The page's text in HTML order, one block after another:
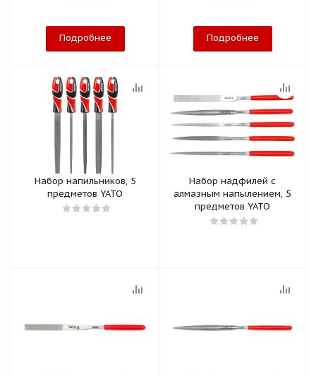
Подробнее Подробнее
Набор напильников, 5
предметов YATO
Набор надфилей с
алмазным напылением, 5
предметов YATO